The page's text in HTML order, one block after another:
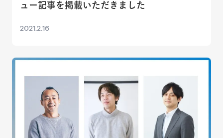
ュー記事を掲載いただきました
2021.2.16